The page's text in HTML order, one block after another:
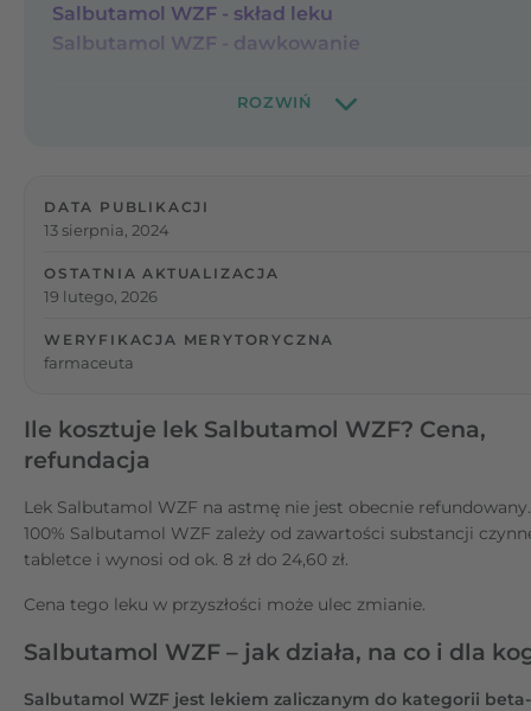
Salbutamol WZF - skład leku
Salbutamol WZF - dawkowanie
DATA PUBLIKACJI
13 sierpnia, 2024
OSTATNIA AKTUALIZACJA
19 lutego, 2026
WERYFIKACJA MERYTORYCZNA
farmaceuta
Ile kosztuje lek Salbutamol WZF? Cena,
refundacja
Lek Salbutamol WZF na astmę nie jest obecnie
100% Salbutamol WZF zależy od zawartości substancji
tabletce i wynosi od ok. 8 zł do 24,60 zł.
Cena tego leku w przyszłości może ulec zmianie.
Salbutamol WZF – jak działa, na co i dla
Salbutamol WZF jest lekiem zaliczanym do kategorii beta-